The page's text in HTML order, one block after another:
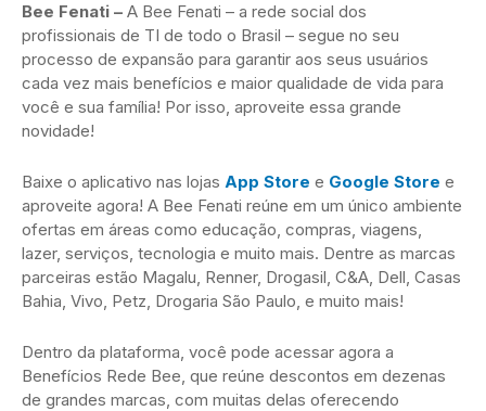
Bee Fenati – A Bee Fenati – a rede social dos
profissionais de TI de todo o Brasil – segue no seu
processo de expansão para garantir aos seus usuários
cada vez mais benefícios e maior qualidade de vida para
você e sua família! Por isso, aproveite essa grande
novidade!
Baixe o aplicativo nas lojas App Store e Google Store e
aproveite agora! A Bee Fenati reúne em um único ambiente
ofertas em áreas como educação, compras, viagens,
lazer, serviços, tecnologia e muito mais. Dentre as marcas
parceiras estão Magalu, Renner, Drogasil, C&A, Dell, Casas
Bahia, Vivo, Petz, Drogaria São Paulo, e muito mais!
Dentro da plataforma, você pode acessar agora a
Benefícios Rede Bee, que reúne descontos em dezenas
de grandes marcas, com muitas delas oferecendo